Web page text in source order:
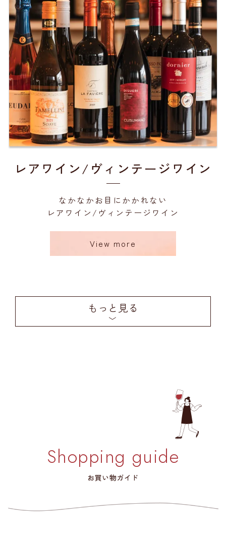
レアワイン/ヴィンテージワイン
なかなかお目にかかれない
レアワイン/ヴィンテージワイン
View more
もっと見る
Shopping guide
お買い物ガイド